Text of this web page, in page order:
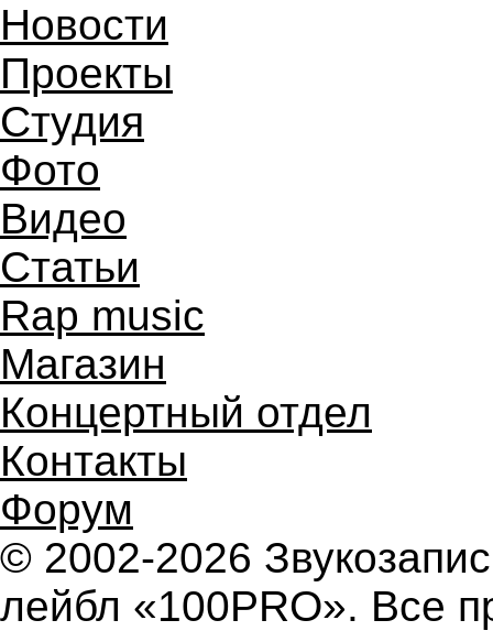
Новости
Проекты
Студия
Фото
Видео
Статьи
Rap music
Магазин
Концертный отдел
Контакты
Форум
© 2002-2026
лейбл «100PRO». Все